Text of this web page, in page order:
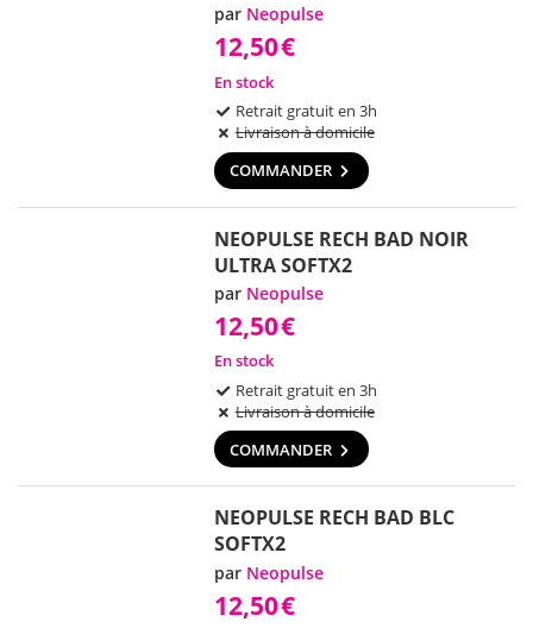
par Neopulse
12,50€
En stock
Retrait gratuit en 3h
Livraison à domicile
COMMANDER
NEOPULSE RECH BAD NOIR
ULTRA SOFTX2
par Neopulse
12,50€
En stock
Retrait gratuit en 3h
Livraison à domicile
COMMANDER
NEOPULSE RECH BAD BLC
SOFTX2
par Neopulse
12,50€